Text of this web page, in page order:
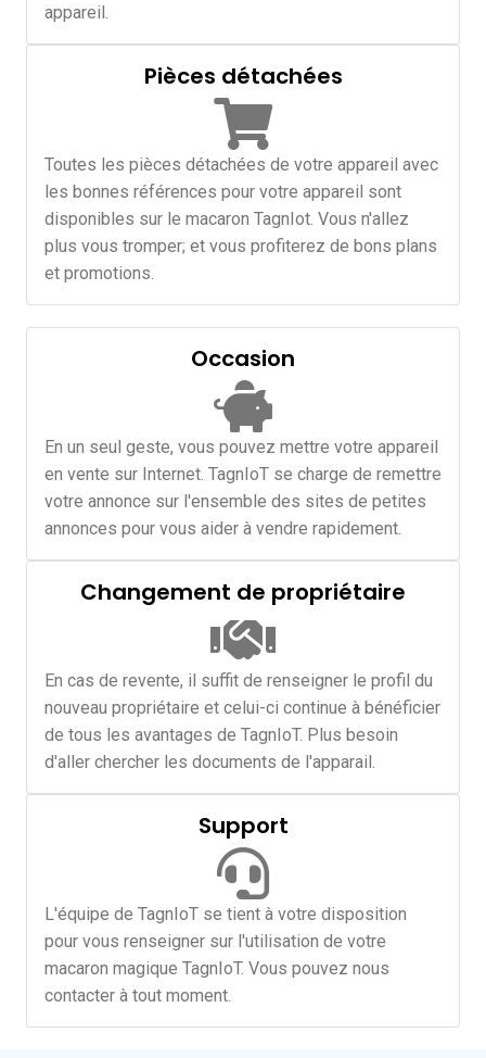
appareil.
Pièces détachées
Toutes les pièces détachées de votre appareil avec
les bonnes références pour votre appareil sont
disponibles sur le macaron TagnIot. Vous n'allez
plus vous tromper; et vous profiterez de bons plans
et promotions.
Occasion
En un seul geste, vous pouvez mettre votre appareil
en vente sur Internet. TagnIoT se charge de remettre
votre annonce sur l'ensemble des sites de petites
annonces pour vous aider à vendre rapidement.
Changement de propriétaire
En cas de revente, il suffit de renseigner le profil du
nouveau propriétaire et celui-ci continue à bénéficier
de tous les avantages de TagnIoT. Plus besoin
d'aller chercher les documents de l'apparail.
Support
L'équipe de TagnIoT se tient à votre disposition
pour vous renseigner sur l'utilisation de votre
macaron magique TagnIoT. Vous pouvez nous
contacter à tout moment.